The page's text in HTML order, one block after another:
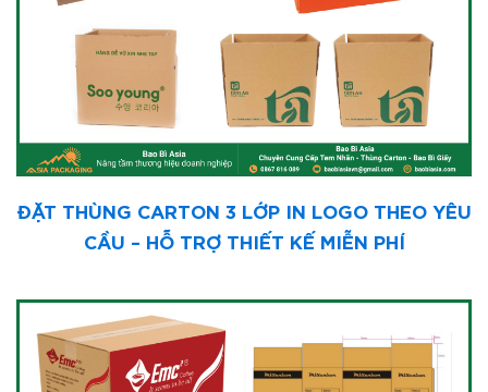
ĐẶT THÙNG CARTON 3 LỚP IN LOGO THEO YÊU
CẦU – HỖ TRỢ THIẾT KẾ MIỄN PHÍ